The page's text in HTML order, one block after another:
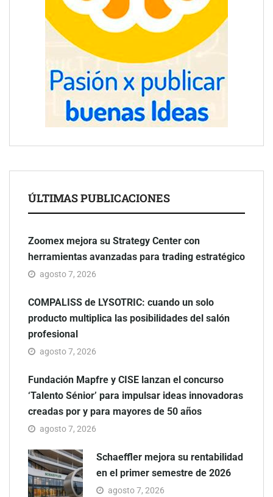
ÚLTIMAS PUBLICACIONES
Zoomex mejora su Strategy Center con
herramientas avanzadas para trading estratégico
agosto 7, 2026
COMPALISS de LYSOTRIC: cuando un solo
producto multiplica las posibilidades del salón
profesional
agosto 7, 2026
Fundación Mapfre y CISE lanzan el concurso
‘Talento Sénior’ para impulsar ideas innovadoras
creadas por y para mayores de 50 años
agosto 7, 2026
Schaeffler mejora su rentabilidad
en el primer semestre de 2026
agosto 7, 2026